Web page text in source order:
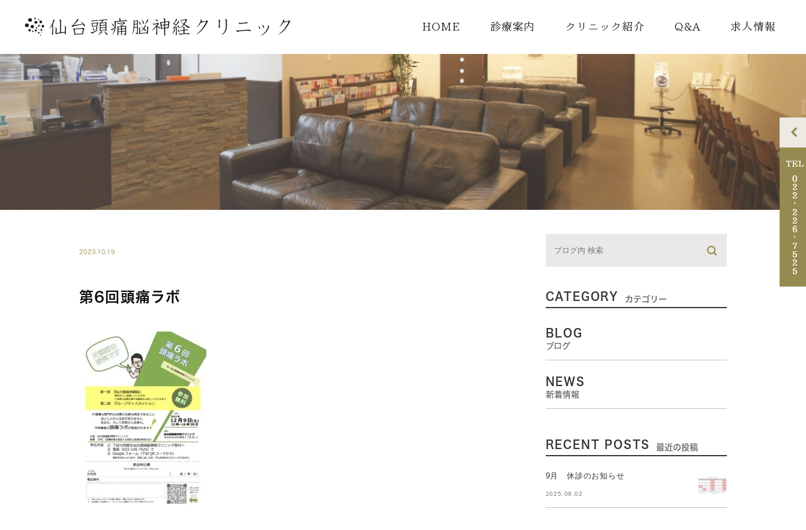
HOME 診療案内
診療一覧
頭痛外来
MRI検査
クリニック紹介
ドクター紹介
院内紹介
アクセス・診療時間
Q&A 求人情報
2023.10.19
第6回頭痛ラボ CATEGORY カテゴリー
BLOG
ブログ
NEWS
新着情報
RECENT POSTS 最近の投稿
9月 休診のお知らせ
2025.09.02